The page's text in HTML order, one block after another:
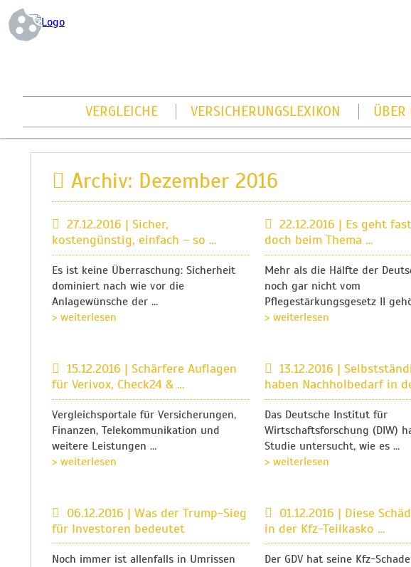
VERGLEICHE VERSICHERUNGSLEXIKON ÜBER
Archiv: Dezember 2016
27.12.2016 | Sicher,
kostengünstig, einfach – so …
Es ist keine Überraschung: Sicherheit
dominiert nach wie vor die
Anlagewünsche der …
> weiterlesen
22.12.2016 | Es geht
doch beim Thema …
Mehr als die Hälfte der
noch gar nicht vom
Pflegestärkungsgesetz II
> weiterlesen
15.12.2016 | Schärfere Auflagen
für Verivox, Check24 & …
Vergleichsportale für Versicherungen,
Finanzen, Telekommunikation und
weitere Leistungen …
> weiterlesen
13.12.2016 |
haben Nachholbedarf in
Das Deutsche Institut für
Wirtschaftsforschung (DIW)
Studie untersucht, wie es …
> weiterlesen
06.12.2016 | Was der Trump-Sieg
für Investoren bedeutet
Noch immer ist allenfalls in Umrissen
01.12.2016 | Diese
in der Kfz-Teilkasko …
Der GDV hat seine Kfz-